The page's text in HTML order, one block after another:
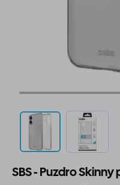
SBS - Puzdro Skinny